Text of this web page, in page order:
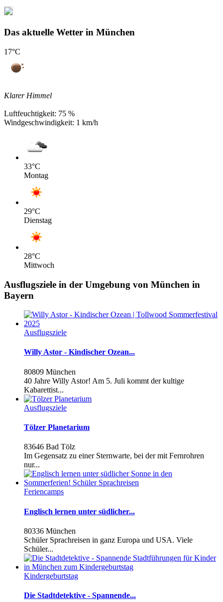
Das aktuelle Wetter in München
17°C
Klarer Himmel
Luftfeuchtigkeit: 75 %
Windgeschwindigkeit: 1 km/h
33°C
Montag
29°C
Dienstag
28°C
Mittwoch
Ausflugsziele in der Umgebung von München in
Bayern
Ausflugsziele
Willy Astor - Kindischer Ozean...
80809 München
40 Jahre Willy Astor! Am 5. Juli kommt der kultige
Kabarettist...
Ausflugsziele
Tölzer Planetarium
83646 Bad Tölz
Im Gegensatz zu einer Sternwarte, bei der mit Fernrohren
nur...
Feriencamps
Englisch lernen unter südlicher...
80336 München
Schüler Sprachreisen in ganz Europa und USA. Viele
Schüler...
Kindergeburtstag
Die Stadtdetektive - Spannende...